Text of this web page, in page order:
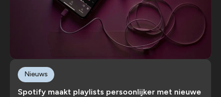
Spotify maakt playlists persoonlijker met nieuwe
Nieuws